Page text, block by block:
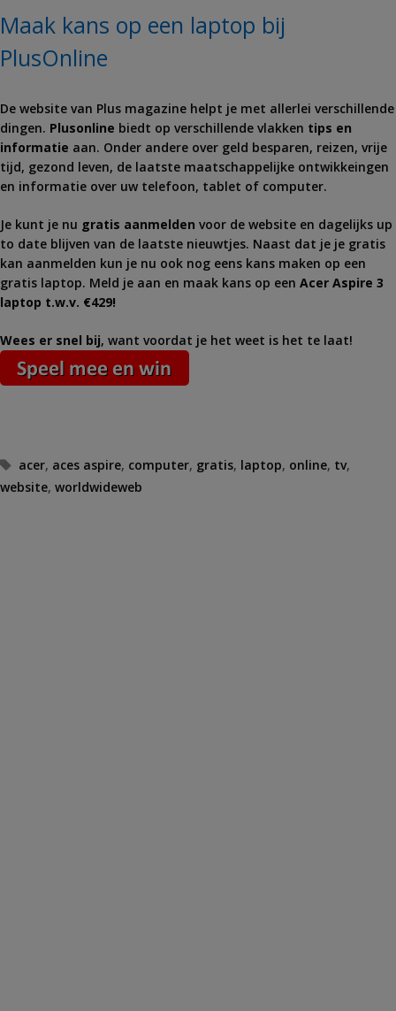
Maak kans op een laptop bij
PlusOnline
De website van Plus magazine helpt je met allerlei verschillende
dingen. Plusonline biedt op verschillende vlakken tips en
informatie aan. Onder andere over geld besparen, reizen, vrije
tijd, gezond leven, de laatste maatschappelijke ontwikkeingen
en informatie over uw telefoon, tablet of computer.
Je kunt je nu gratis aanmelden voor de website en dagelijks up
to date blijven van de laatste nieuwtjes. Naast dat je je gratis
kan aanmelden kun je nu ook nog eens kans maken op een
gratis laptop. Meld je aan en maak kans op een Acer Aspire 3
laptop t.w.v. €429!
Wees er snel bij, want voordat je het weet is het te laat!
Tags
acer, aces aspire, computer, gratis, laptop, online, tv,
website, worldwideweb